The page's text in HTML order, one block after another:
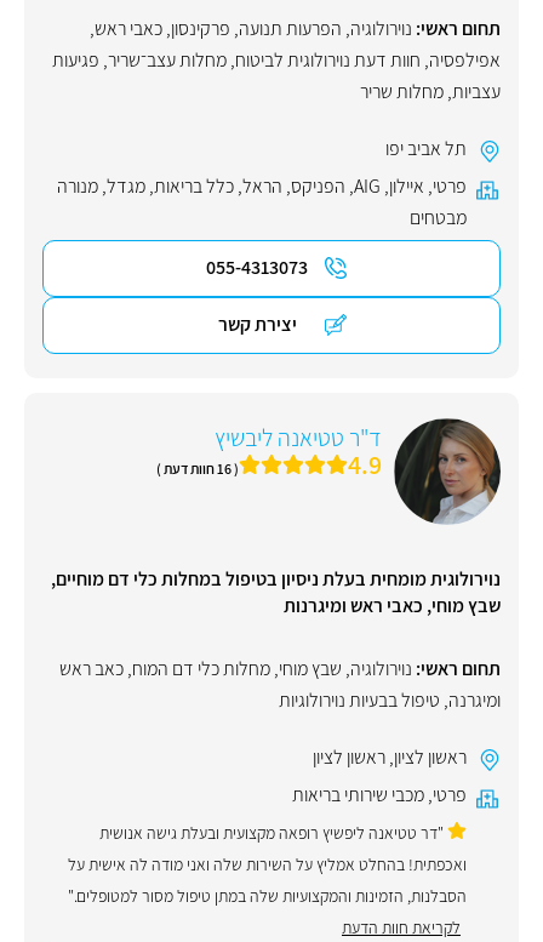
תחום ראשי: נוירולוגיה, הפרעות תנועה, פרקינסון,כאבי ראש,
אפילפסיה, חוות דעת נוירולוגית לביטוח,מחלות עצב־שריר, פגיעות
עצביות,מחלות שריר
תל אביב יפו
פרטי, איילון,
AIG
, הפניקס, הראל,כלל בריאות,מגדל,מנורה
מבטחים
055-4313073
יצירת קשר
ד"ר טטיאנה ליבשיץ
4.9 ( 16 חוות דעת )
נוירולוגית מומחית בעלת ניסיון בטיפול במחלות כלי דם מוחיים,
שבץ מוחי, כאבי ראש ומיגרנות
תחום ראשי: נוירולוגיה, שבץ מוחי,מחלות כלי דם המוח,כאב ראש
ומיגרנה, טיפול בבעיות נוירולוגיות
ראשון לציון,ראשון לציון
פרטי,מכבי שירותי בריאות
"דר טטיאנה ליפשיץ רופאה מקצועית ובעלת גישה אנושית
ואכפתית! בהחלט אמליץ על השירות שלה ואני מודה לה אישית על
הסבלנות, הזמינות והמקצועיות שלה במתן טיפול מסור למטופלים."
לקריאת חוות הדעת